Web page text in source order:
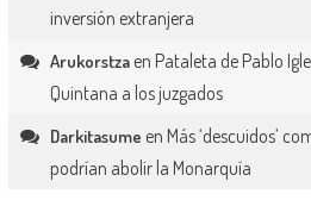
inversión extranjera
Arukorstzaen Pataleta de Pablo
Quintana a los juzgados
Darkitasume en Más ‘descuidos’
podrían abolir la Monarquía